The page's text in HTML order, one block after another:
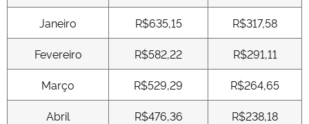
Janeiro R$635,15 R$317,58
Fevereiro R$582,22 R$291,11
Março R$529,29 R$264,65
Abril R$476,36 R$238,18